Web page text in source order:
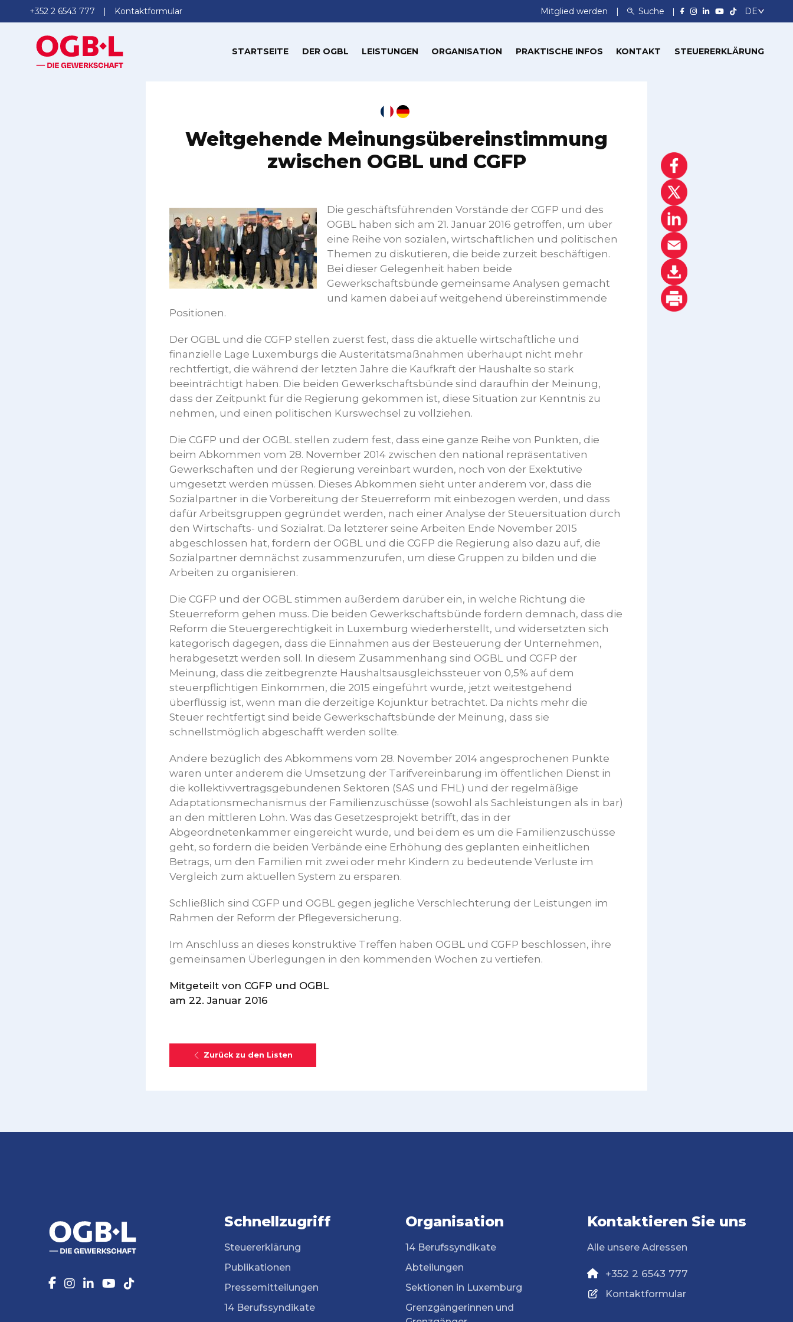
+352 2 6543 777 Kontaktformular Mitglied werden Suche
STARTSEITE DER OGBL LEISTUNGEN ORGANISATION PRAKTISCHE INFOS KONTAKT STEUERERKLÄRUNG
Weitgehende Meinungsübereinstimmung
zwischen OGBL und CGFP
Die geschäftsführenden Vorstände der CGFP und des
OGBL haben sich am 21. Januar 2016 getroffen, um über
eine Reihe von sozialen, wirtschaftlichen und politischen
Themen zu diskutieren, die beide zurzeit beschäftigen.
Bei dieser Gelegenheit haben beide
Gewerkschaftsbünde gemeinsame Analysen gemacht
und kamen dabei auf weitgehend übereinstimmende
Positionen.
Der OGBL und die CGFP stellen zuerst fest, dass die aktuelle wirtschaftliche und
finanzielle Lage Luxemburgs die Austeritätsmaßnahmen überhaupt nicht mehr
rechtfertigt, die während der letzten Jahre die Kaufkraft der Haushalte so stark
beeinträchtigt haben. Die beiden Gewerkschaftsbünde sind daraufhin der Meinung,
dass der Zeitpunkt für die Regierung gekommen ist, diese Situation zur Kenntnis zu
nehmen, und einen politischen Kurswechsel zu vollziehen.
Die CGFP und der OGBL stellen zudem fest, dass eine ganze Reihe von Punkten, die
beim Abkommen vom 28. November 2014 zwischen den national repräsentativen
Gewerkschaften und der Regierung vereinbart wurden, noch von der Exektutive
umgesetzt werden müssen. Dieses Abkommen sieht unter anderem vor, dass die
Sozialpartner in die Vorbereitung der Steuerreform mit einbezogen werden, und dass
dafür Arbeitsgruppen gegründet werden, nach einer Analyse der Steuersituation durch
den Wirtschafts- und Sozialrat. Da letzterer seine Arbeiten Ende November 2015
abgeschlossen hat, fordern der OGBL und die CGFP die Regierung also dazu auf, die
Sozialpartner demnächst zusammenzurufen, um diese Gruppen zu bilden und die
Arbeiten zu organisieren.
Die CGFP und der OGBL stimmen außerdem darüber ein, in welche Richtung die
Steuerreform gehen muss. Die beiden Gewerkschaftsbünde fordern demnach, dass die
Reform die Steuergerechtigkeit in Luxemburg wiederherstellt, und widersetzten sich
kategorisch dagegen, dass die Einnahmen aus der Besteuerung der Unternehmen,
herabgesetzt werden soll. In diesem Zusammenhang sind OGBL und CGFP der
Meinung, dass die zeitbegrenzte Haushaltsausgleichssteuer von 0,5% auf dem
steuerpflichtigen Einkommen, die 2015 eingeführt wurde, jetzt weitestgehend
überflüssig ist, wenn man die derzeitige Kojunktur betrachtet. Da nichts mehr die
Steuer rechtfertigt sind beide Gewerkschaftsbünde der Meinung, dass sie
schnellstmöglich abgeschafft werden sollte.
Andere bezüglich des Abkommens vom 28. November 2014 angesprochenen Punkte
waren unter anderem die Umsetzung der Tarifvereinbarung im öffentlichen Dienst in
die kollektivvertragsgebundenen Sektoren (SAS und FHL) und der regelmäßige
Adaptationsmechanismus der Familienzuschüsse (sowohl als Sachleistungen als in bar)
an den mittleren Lohn. Was das Gesetzesprojekt betrifft, das in der
Abgeordnetenkammer eingereicht wurde, und bei dem es um die Familienzuschüsse
geht, so fordern die beiden Verbände eine Erhöhung des geplanten einheitlichen
Betrags, um den Familien mit zwei oder mehr Kindern zu bedeutende Verluste im
Vergleich zum aktuellen System zu ersparen.
Schließlich sind CGFP und OGBL gegen jegliche Verschlechterung der Leistungen im
Rahmen der Reform der Pflegeversicherung.
Im Anschluss an dieses konstruktive Treffen haben OGBL und CGFP beschlossen, ihre
gemeinsamen Überlegungen in den kommenden Wochen zu vertiefen.
Mitgeteilt von CGFP und OGBL
am 22. Januar 2016
Zurück zu den Listen
Schnellzugriff
Steuererklärung
Publikationen
Pressemitteilungen
14 Berufssyndikate
Organisation
14 Berufssyndikate
Abteilungen
Sektionen in Luxemburg
Grenzgängerinnen und
Kontaktieren Sie uns
Alle unsere Adressen
+352 2 6543 777
Kontaktformular